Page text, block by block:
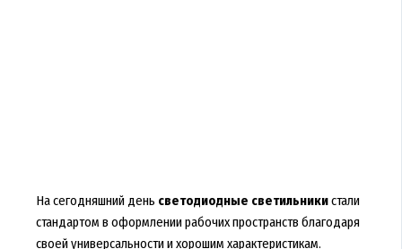
На сегодняшний день светодиодные светильникистали
стандартом в оформлении рабочих пространств благодаря
своей универсальности и хорошим характеристикам.